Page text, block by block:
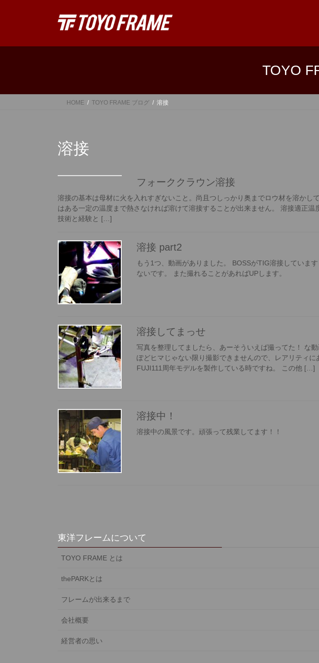
TOYO
HOME TOYO FRAME ブログ 溶接
溶接
フォーククラウン溶接
溶接の基本は母材に火を入れすぎないこと。尚且つしっかり奥までロウ材を溶かし
はある一定の温度まで熱さなければ溶けて溶接することが出来ません。 溶接適正温
技術と経験と […]
溶接 part2
もう1つ、動画がありました。 BOSSがTIG溶接していま
ないです。 また撮れることがあればUPします。
溶接してまっせ
写真を整理してましたら、あーそういえば撮ってた！ な
ぽどヒマじゃない限り撮影できませんので、レアリティに
FUJI111周年モデルを製作している時ですね。 この他 […]
溶接中！
溶接中の風景です。頑張って残業してます！！
東洋フレームについて
TOYO FRAME とは
thePARKとは
フレームが出来るまで
会社概要
経営者の思い